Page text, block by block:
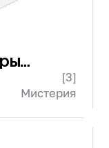
[3]
Мистерия